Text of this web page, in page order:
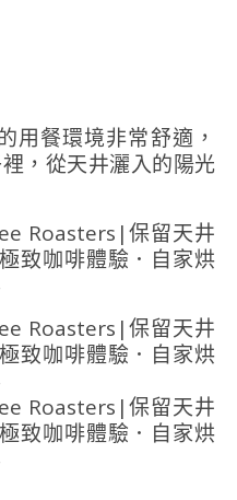
用餐環境非常舒適，
，從天井灑入的陽光